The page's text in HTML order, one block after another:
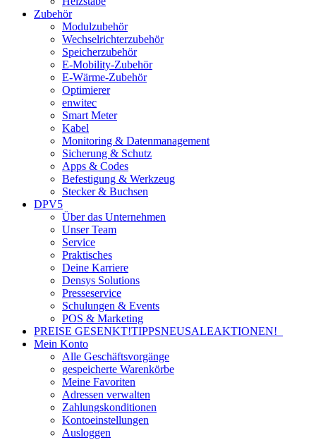
Zubehör
Modulzubehör
Wechselrichterzubehör
Speicherzubehör
E-Mobility-Zubehör
E-Wärme-Zubehör
Optimierer
enwitec
Smart Meter
Kabel
Monitoring & Datenmanagement
Sicherung & Schutz
Apps & Codes
Befestigung & Werkzeug
Stecker & Buchsen
DPV5
Über das Unternehmen
Unser Team
Service
Praktisches
Deine Karriere
Densys Solutions
Presseservice
Schulungen & Events
POS & Marketing
PREISE GESENKT!TIPPSNEUSALEAKTIONEN!
Mein Konto
Alle Geschäftsvorgänge
gespeicherte Warenkörbe
Meine Favoriten
Adressen verwalten
Zahlungskonditionen
Kontoeinstellungen
Ausloggen